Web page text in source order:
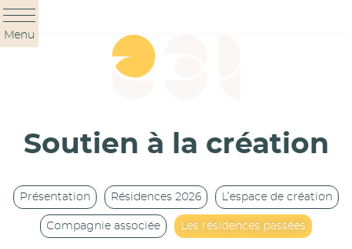
Panneau de gestion des cookies
Menu
Soutien à la création
Présentation Résidences 2026 L’espace de création
Compagnie associée Les résidences passées